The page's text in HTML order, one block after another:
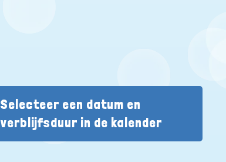
Selecteer een datum en
verblijfsduur in de kalender